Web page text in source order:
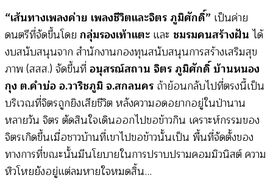
“เส้นทางเพลงค่าย เพลงชีวิตและจิตร ภูมิศักดิ์” เป็นค่าย
ดนตรีที่จัดขึ้นโดย กลุ่มรองเท้าแตะ และ ชมรมคนสร้างฝันได้
งบสนับสนุนจาก สำนักงานกองทุนสนับสนุนการสร้างเสริมสุข
ภาพ (สสส.) จัดขึ้นที่อนุสรณ์สถาน จิตร ภูมิศักดิ์ บ้านหนอง
กุง ต.คำบ่อ อ.วาริชภูมิ จ.สกลนคร ถ้าย้อนกลับไปที่ตรงนี้เป็น
บริเวณที่จิตรถูกยิงเสียชีวิต หลังความอดอยากอยู่ในป่านาน
หลายวัน จิตร ตัดสินใจเดินออกไปขอข้าวกิน เคราะห์กรรมของ
จิตรเกิดขึ้นเมื่อชาวบ้านที่เขาไปขอข้าวนั้นเป็น พื้นที่จัดตั้งของ
ทางการที่ขณะนั้นมีนโยบายในการปราบปรามคอมมิวนิสต์ ความ
หิวโหยยังอยู่แต่ลมหายใจหมดสิ้น…